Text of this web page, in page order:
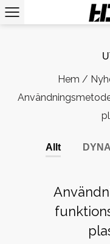
Hem /
Allt